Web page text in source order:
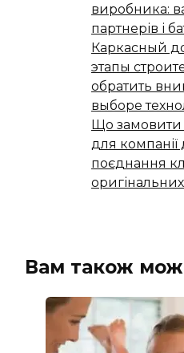
виробника:
партнерів і
Каркасный
этапы
обратить
выборе
Що замовити
для компанії
поєднання
Вам також